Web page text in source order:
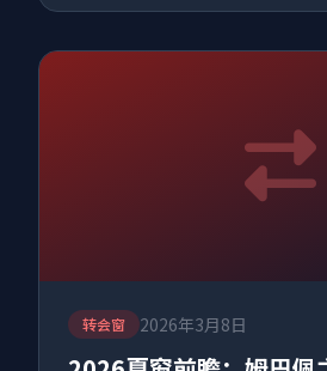
转会窗 2026年3月8日